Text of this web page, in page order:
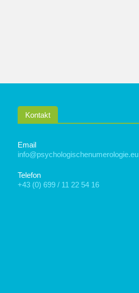
Kontakt
Email
info@psychologischenumerologie.eu
Telefon
+43 (0) 699 / 11 22 54 16